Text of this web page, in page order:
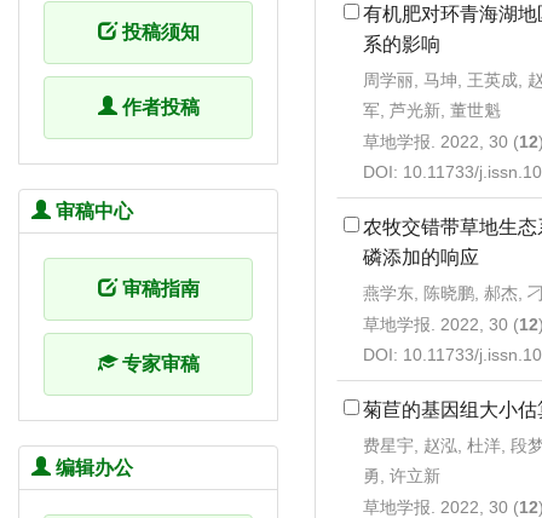
有机肥对环青海湖
系的影响
周学丽, 马坤, 王英成,
军, 芦光新, 董世魁
草地学报. 2022, 30 (12
DOI: 10.11733/
农牧交错带草地生态
磷添加的响应
燕学东, 陈晓鹏, 郝杰,
草地学报. 2022, 30 (12
DOI: 10.11733/
菊苣的基因组大小
费星宇, 赵泓, 杜洋, 段
勇, 许立新
草地学报. 2022, 30 (12
投稿须知
作者投稿
审稿中心
审稿指南
专家审稿
编辑办公